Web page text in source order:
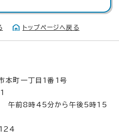
トップページへ戻る
町一丁目1番1号
午前8時45分から午後5時15